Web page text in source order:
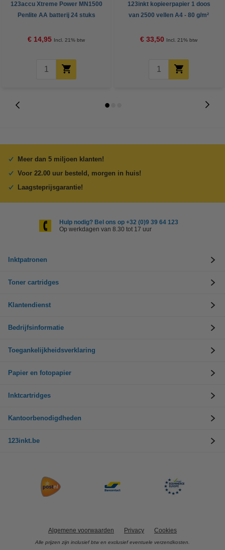
123accu Xtreme Power MN1500
Penlite AA batterij 24 stuks
€ 14,95 Incl. 21% btw
123inkt kopieerpapier 1 doos
van 2500 vellen A4 - 80 g/m²
€ 33,50 Incl. 21% btw
Meer dan 5 miljoen klanten!
Voor 22.00 uur besteld, morgen in huis!
Laagsteprijsgarantie!
Hulp nodig? Bel ons op +32 (0)9 39 64 123
Op werkdagen van 8.30 tot 17 uur
Inktpatronen
Toner cartridges
Klantendienst
Bedrijfsinformatie
Toegankelijkheidsverklaring
Papier en fotopapier
Inktcartridges
Kantoorbenodigdheden
123inkt.be
Algemene voorwaarden Privacy Cookies
Alle prijzen zijn inclusief btw en exclusief eventuele verzendkosten.